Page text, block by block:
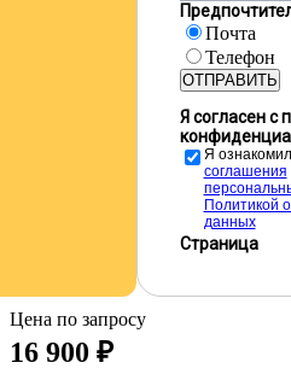
Почта
Телефон
ОТПРАВИТЬ
Я согласен с
Я
соглашения
Политикой
данных
Страница
Цена по запросу
16 900 ₽